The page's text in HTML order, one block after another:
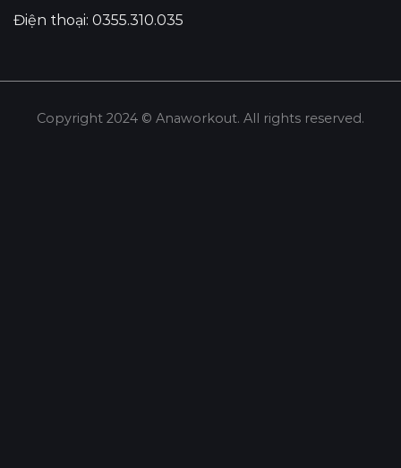
Điện thoại: 0355.310.035
Copyright 2024 © Anaworkout. All rights reserved.